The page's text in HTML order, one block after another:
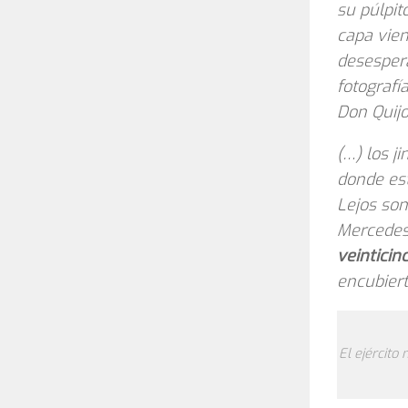
su
capa
Don
(…) los
donde
Lejos
El ejército